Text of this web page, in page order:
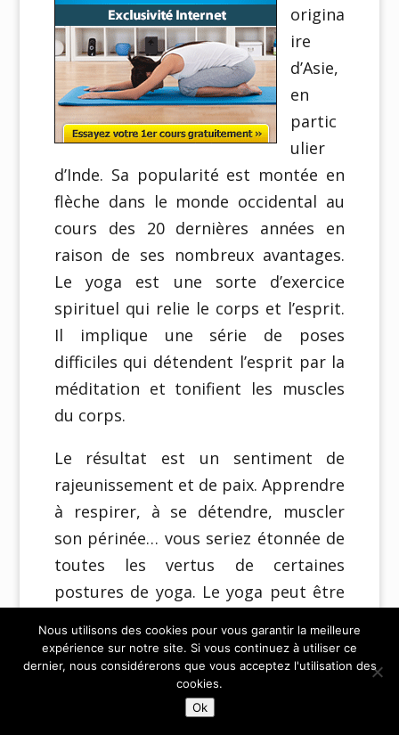
origina
ire
d’Asie,
en
partic
ulier
d’Inde. Sa popularité est montée en
flèche dans le monde occidental au
cours des 20 dernières années en
raison de ses nombreux avantages.
Le yoga est une sorte d’exercice
spirituel qui relie le corps et l’esprit.
Il implique une série de poses
difficiles qui détendent l’esprit par la
méditation et tonifient les muscles
du corps.
Le résultat est un sentiment de
rajeunissement et de paix. Apprendre
à respirer, à se détendre, muscler
son périnée… vous seriez étonnée de
toutes les vertus de certaines
postures de yoga. Le yoga peut être
santé sexuelle.
Article connexe :Yoga, une arme
fabuleuse contre le Cancer…
Nous utilisons des cookies pour vous garantir la meilleure
expérience sur notre site. Si vous continuez à utiliser ce
dernier, nous considérerons que vous acceptez l'utilisation des
cookies.
Ok